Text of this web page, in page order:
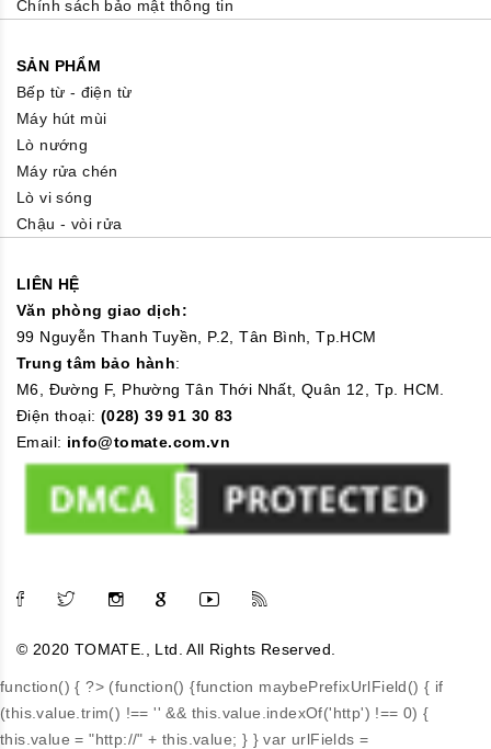
Chính sách bảo mật thông tin
SẢN PHẨM
Bếp từ - điện từ
Máy hút mùi
Lò nướng
Máy rửa chén
Lò vi sóng
Chậu - vòi rửa
LIÊN HỆ
Văn phòng giao dịch:
99 Nguyễn Thanh Tuyền, P.2, Tân Bình, Tp.HCM
Trung tâm bảo hành:
M6, Đường F, Phường Tân Thới Nhất, Quân 12, Tp. HCM.
Điện thoại: (028) 39 91 30 83
Email: info@tomate.com.vn
© 2020 TOMATE., Ltd. All Rights Reserved.
function() { ?> (function() {function maybePrefixUrlField() { if
(this.value.trim() !== '' && this.value.indexOf('http') !== 0) {
this.value = "http://" + this.value; } } var urlFields =